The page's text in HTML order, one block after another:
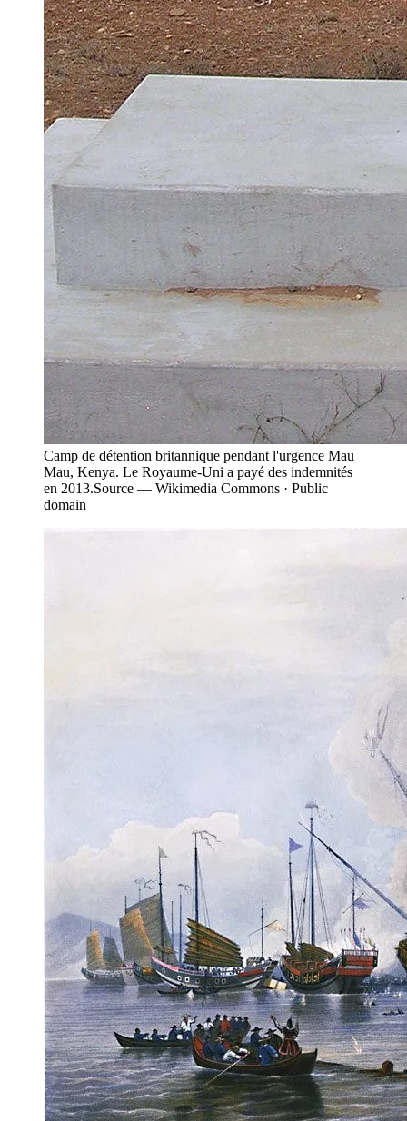
Camp de détention britannique pendant l'urgence Mau
Mau, Kenya. Le Royaume-Uni a payé des indemnités
en 2013.Source — Wikimedia Commons · Public
domain